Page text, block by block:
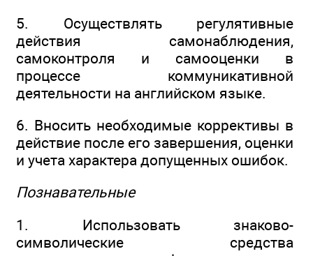
5. Осуществлять регулятивные
действия самонаблюдения,
самоконтроля и самооценки в
процессе коммуникативной
деятельности на английском языке.
6. Вносить необходимые коррективы в
действие после его завершения, оценки
и учета характера допущенных ошибок.
Познавательные
1. Использовать знаково-
символические средства